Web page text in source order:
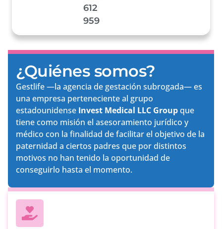
612
959
¿Quiénes somos?
Gestlife —la agencia de gestación subrogada— es
una empresa perteneciente al grupo
estadounidense Invest Medical LLC Groupque
tiene como misión el asesoramiento jurídico y
médico con la finalidad de facilitar el objetivo de la
paternidad a ciertos padres que por distintos
motivos no han tenido la oportunidad de
conseguirlo hasta el momento.